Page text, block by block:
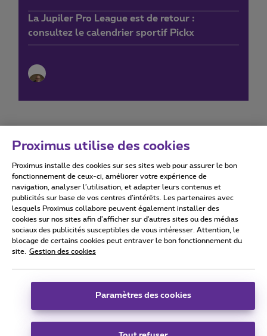
La Jupiler Pro League est de retour :
consultez le calendrier sportif Pickx
Conditions d'utilisation Accessibility statement
Tous droits réservés. © 2026 Proximus
Conditions générales, info consommateur
Coordonnées de l’entreprise
Boulevard du Roi Albert II 27 - B-1030 Bruxelles.
Proximus utilise des cookies
Proximus installe des cookies sur ses sites web pour assurer le bon
fonctionnement de ceux-ci, améliorer votre expérience de
navigation, analyser l’utilisation, et adapter leurs contenus et
publicités sur base de vos centres d’intérêts. Les partenaires avec
lesquels Proximus collabore peuvent également installer des
cookies sur nos sites afin d’afficher sur d'autres sites ou des médias
sociaux des publicités susceptibles de vous intéresser. Attention, le
blocage de certains cookies peut entraver le bon fonctionnement du
site.
Gestion des cookies
Paramètres des cookies